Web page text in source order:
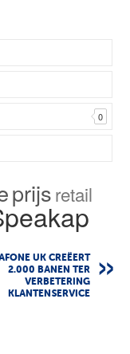
0
prijsretail
UK CREËERT
2.000 BANEN TER
VERBETERING
KLANTENSERVICE